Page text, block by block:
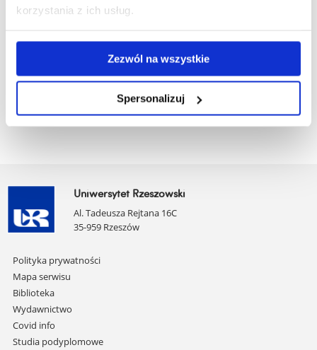
korzystania z ich usług.
Zezwól na wszystkie
Spersonalizuj
Wystąpienia publiczne z elementami
autoprezentacji.pdf (82.5 KiB)
Uniwersytet Rzeszowski
Al. Tadeusza Rejtana 16C
35-959 Rzeszów
Pomiń
nawigację
i
przejdź
do
treści
Polityka prywatności
Mapa serwisu
Biblioteka
Wydawnictwo
Covid info
Studia podyplomowe